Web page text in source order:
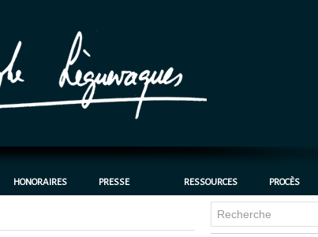
HONORAIRES PRESSE RESSOURCES PROCÈS
Chlordécone : un
bataille se déplace
cassation